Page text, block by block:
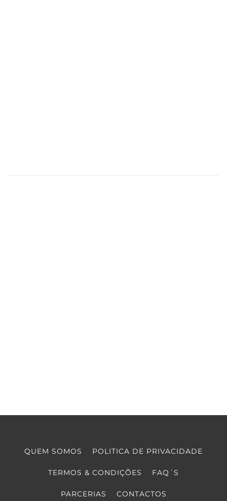
QUEM SOMOS POLITICA DE PRIVACIDADE
TERMOS & CONDIÇÕES FAQ´S
PARCERIAS CONTACTOS